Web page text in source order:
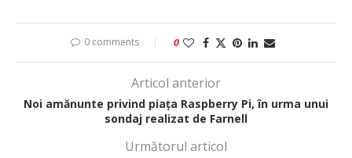
0 comments 0
Articol anterior
Noi amănunte privind piața Raspberry Pi, în urma unui
sondaj realizat de Farnell
Următorul articol